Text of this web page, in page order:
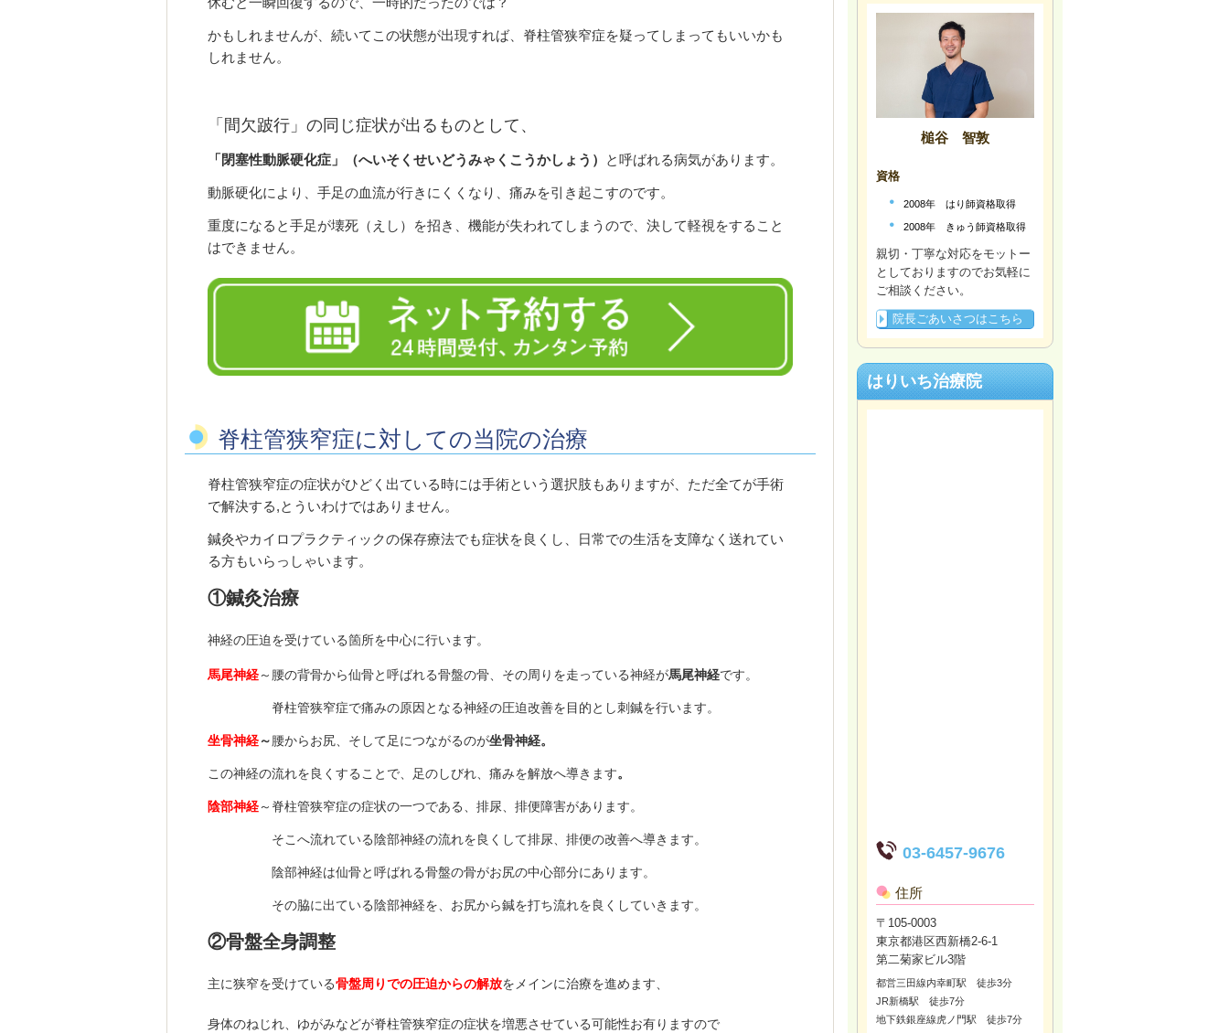
かもしれませんが、続いてこの状態が出現すれば、脊柱管狭窄症を疑ってしまってもいいかも
しれません。
「間欠跛行」の同じ症状が出るものとして、
「閉塞性動脈硬化症」（へいそくせいどうみゃくこうかしょう） と呼ばれる病気があります。
動脈硬化により、手足の血流が行きにくくなり、痛みを引き起こすのです。
重度になると手足が壊死（えし）を招き、機能が失われてしまうので、決して軽視をすること
はできません。
脊柱管狭窄症に対しての当院の治療
脊柱管狭窄症の症状がひどく出ている時には手術という選択肢もありますが、ただ全てが手術
で解決する,とういわけではありません。
鍼灸やカイロプラクティックの保存療法でも症状を良くし、日常での生活を支障なく送れてい
る方もいらっしゃいます。
①鍼灸治療
神経の圧迫を受けている箇所を中心に行います。
馬尾神経～腰の背骨から仙骨と呼ばれる骨盤の骨、その周りを走っている神経が馬尾神経です。
脊柱管狭窄症で痛みの原因となる神経の圧迫改善を目的とし刺鍼を行います。
坐骨神経～腰からお尻、そして足につながるのが坐骨神経。
この神経の流れを良くすることで、足のしびれ、痛みを解放へ導きます。
陰部神経～脊柱管狭窄症の症状の一つである、排尿、排便障害があります。
そこへ流れている陰部神経の流れを良くして排尿、排便の改善へ導きます。
陰部神経は仙骨と呼ばれる骨盤の骨がお尻の中心部分にあります。
その脇に出ている陰部神経を、お尻から鍼を打ち流れを良くしていきます。
②骨盤全身調整
主に狭窄を受けている骨盤周りでの圧迫からの解放をメインに治療を進めます、
身体のねじれ、ゆがみなどが脊柱管狭窄症の症状を増悪させている可能性お有りますので
槌谷 智敦
資格
2008年 はり師資格取得
2008年 きゅう師資格取得
親切・丁寧な対応をモットー
としておりますのでお気軽に
ご相談ください。
院長ごあいさつはこちら
はりいち治療院
03-6457-9676
住所
〒105-0003
東京都港区西新橋2-6-1
第二菊家ビル3階
都営三田線内幸町駅 徒歩3分
JR新橋駅 徒歩7分
地下鉄銀座線虎ノ門駅 徒歩7分